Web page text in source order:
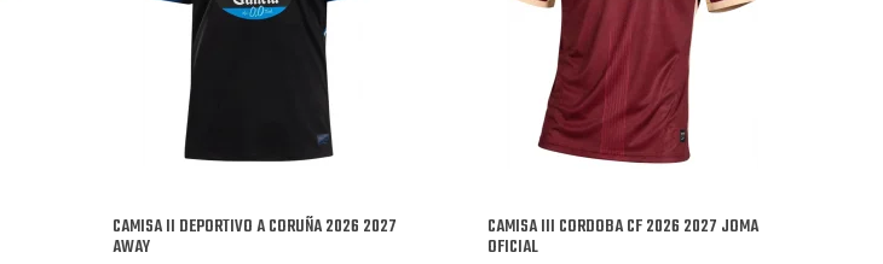
CAMISA II DEPORTIVO A CORUÑA 2026 2027
AWAY
CAMISA III CORDOBA CF 2026 2027 JOMA
OFICIAL